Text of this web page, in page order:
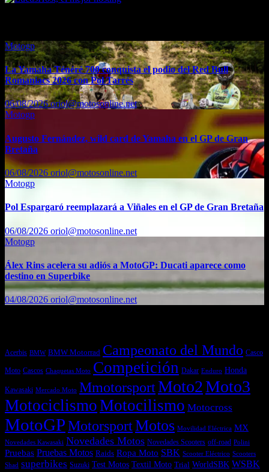
Motogp
La Yamaha Ténéré 700 conquista el podio del Red Bull
Romaniacs 2026 con Pol Tarrés
06/08/2026oriol@motosonline.net
Motogp
Augusto Fernández, wild card de Yamaha en el GP de Gran
Bretaña
06/08/2026 oriol@motosonline.net
Motogp
Pol Espargaró reemplazará a Viñales en el GP de Gran Bretaña
06/08/2026 oriol@motosonline.net
Motogp
Álex Rins acelera su adiós a MotoGP: Ducati aparece como
destino en Superbike
04/08/2026 oriol@motosonline.net
Acerbis BMW BMW Motorrad Campeonato del Mundo Casco
Moto Cascos Chaquetas Moto Competición Dakar Enduro Honda
Kawasaki Mercado Moto MmotorsportMoto2Moto3
MotociclismoMotocilismo Motocross
MotoGPMotorsportMotos Movilidad Eléctrica MX
Novedades Kawasaki Novedades Motos Novedades Scooters off-road Polini
Pruebas Pruebas Motos Raids Ropa Moto SBK Scooter Eléctrico Scooters
Shad superbikes Suzuki Test Motos Textil Moto Trial WorldSBK WSBK